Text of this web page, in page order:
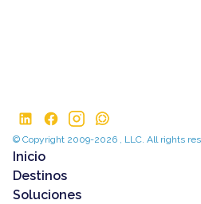
© Copyright 2009-2026 , LLC. All rights
Inicio
Destinos
Soluciones